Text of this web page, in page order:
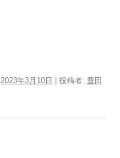
2023年3月10日 投稿者: 豊田